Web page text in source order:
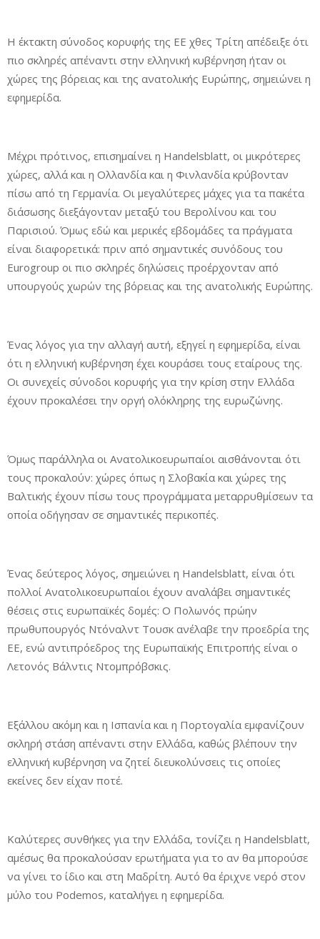
Η έκτακτη σύνοδος κορυφής της ΕΕ χθες Τρίτη απέδειξε ότι
πιο σκληρές απέναντι στην ελληνική κυβέρνηση ήταν οι
χώρες της βόρειας και της ανατολικής Ευρώπης, σημειώνει η
εφημερίδα.
Μέχρι πρότινος, επισημαίνει η Handelsblatt, οι μικρότερες
χώρες, αλλά και η Ολλανδία και η Φινλανδία κρύβονταν
πίσω από τη Γερμανία. Οι μεγαλύτερες μάχες για τα πακέτα
διάσωσης διεξάγονταν μεταξύ του Βερολίνου και του
Παρισιού. Όμως εδώ και μερικές εβδομάδες τα πράγματα
είναι διαφορετικά: πριν από σημαντικές συνόδους του
Eurogroup οι πιο σκληρές δηλώσεις προέρχονταν από
υπουργούς χωρών της βόρειας και της ανατολικής Ευρώπης.
Ένας λόγος για την αλλαγή αυτή, εξηγεί η εφημερίδα, είναι
ότι η ελληνική κυβέρνηση έχει κουράσει τους εταίρους της.
Οι συνεχείς σύνοδοι κορυφής για την κρίση στην Ελλάδα
έχουν προκαλέσει την οργή ολόκληρης της ευρωζώνης.
Όμως παράλληλα οι Ανατολικοευρωπαίοι αισθάνονται ότι
τους προκαλούν: χώρες όπως η Σλοβακία και χώρες της
Βαλτικής έχουν πίσω τους προγράμματα μεταρρυθμίσεων τα
οποία οδήγησαν σε σημαντικές περικοπές.
Ένας δεύτερος λόγος, σημειώνει η Handelsblatt, είναι ότι
πολλοί Ανατολικοευρωπαίοι έχουν αναλάβει σημαντικές
θέσεις στις ευρωπαϊκές δομές: Ο Πολωνός πρώην
πρωθυπουργός Ντόναλντ Τουσκ ανέλαβε την προεδρία της
ΕΕ, ενώ αντιπρόεδρος της Ευρωπαϊκής Επιτροπής είναι ο
Λετονός Βάλντις Ντομπρόβσκις.
Εξάλλου ακόμη και η Ισπανία και η Πορτογαλία εμφανίζουν
σκληρή στάση απέναντι στην Ελλάδα, καθώς βλέπουν την
ελληνική κυβέρνηση να ζητεί διευκολύνσεις τις οποίες
εκείνες δεν είχαν ποτέ.
Καλύτερες συνθήκες για την Ελλάδα, τονίζει η Handelsblatt,
αμέσως θα προκαλούσαν ερωτήματα για το αν θα μπορούσε
να γίνει το ίδιο και στη Μαδρίτη. Αυτό θα έριχνε νερό στον
μύλο του Podemos, καταλήγει η εφημερίδα.